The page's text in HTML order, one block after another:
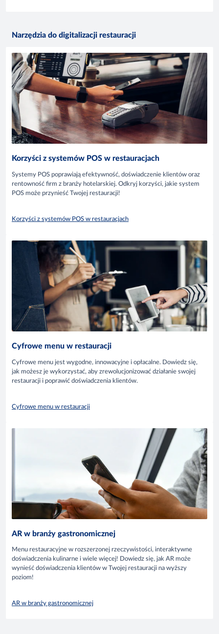
Narzędzia do digitalizacji restauracji
Korzyści z systemów POS w restauracjach
Systemy POS poprawiają efektywność, doświadczenie klientów oraz
rentowność firm z branży hotelarskiej. Odkryj korzyści, jakie system
POS może przynieść Twojej restauracji!
Korzyści z systemów POS w restauracjach
Cyfrowe menu w restauracji
Cyfrowe menu jest wygodne, innowacyjne i opłacalne. Dowiedz się,
jak możesz je wykorzystać, aby zrewolucjonizować działanie swojej
restauracji i poprawić doświadczenia klientów.
Cyfrowe menu w restauracji
AR w branży gastronomicznej
Menu restauracyjne w rozszerzonej rzeczywistości, interaktywne
doświadczenia kulinarne i wiele więcej! Dowiedz się, jak AR może
wynieść doświadczenia klientów w Twojej restauracji na wyższy
poziom!
AR w branży gastronomicznej